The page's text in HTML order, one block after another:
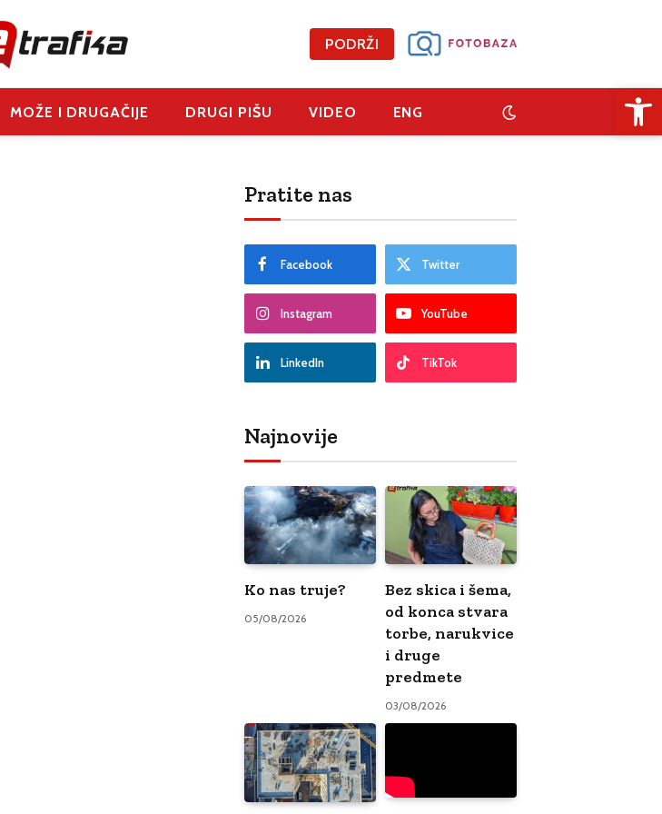
PODRŽI
MOŽE I DRUGAČIJE DRUGI PIŠU VIDEO ENG
Pratite nas
Facebook Twitter
Instagram YouTube
LinkedIn TikTok
Najnovije
Ko nas truje?
05/08/2026
Bez skica i šema,
od konca stvara
torbe, narukvice
i druge
predmete
03/08/2026